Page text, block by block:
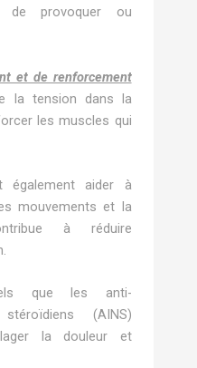
de provoquer ou
et de renforcement
la tension dans la
les muscles qui
également aider à
mouvements et la
à réduire
que les anti-
(AINS)
la douleur et